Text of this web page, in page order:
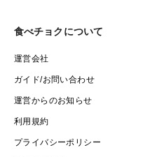
食べチョクについて
運営会社
ガイド/お問い合わせ
運営からのお知らせ
利用規約
プライバシーポリシー